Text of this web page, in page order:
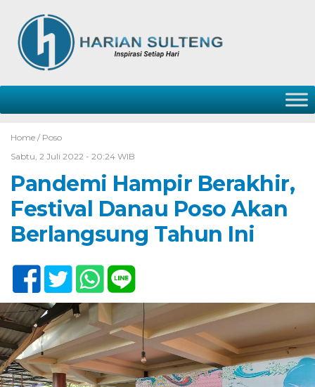
Home / Poso
Sabtu, 2 Juli 2022 - 20:24 WIB
Pandemi Hampir Berakhir,
Festival Danau Poso Akan
Berlangsung Tahun Ini